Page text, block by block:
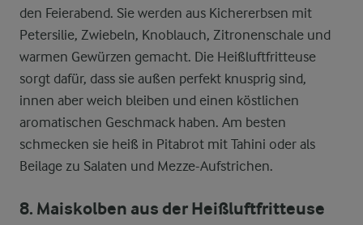
den Feierabend. Sie werden aus Kichererbsen mit
Petersilie, Zwiebeln, Knoblauch, Zitronenschale und
warmen Gewürzen gemacht. Die Heißluftfritteuse
sorgt dafür, dass sie außen perfekt knusprig sind,
innen aber weich bleiben und einen köstlichen
aromatischen Geschmack haben. Am besten
schmecken sie heiß in Pitabrot mit Tahini oder als
Beilage zu Salaten und Mezze-Aufstrichen.
8. Maiskolben aus der Heißluftfritteuse